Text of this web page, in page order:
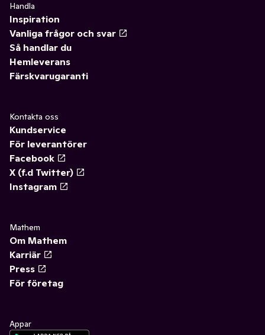
Handla
Inspiration
Vanliga frågor och svar
Så handlar du
Hemleverans
Färskvarugaranti
Kontakta oss
Kundservice
För leverantörer
Facebook
X (f.d Twitter)
Instagram
Mathem
Om Mathem
Karriär
Press
För företag
Appar